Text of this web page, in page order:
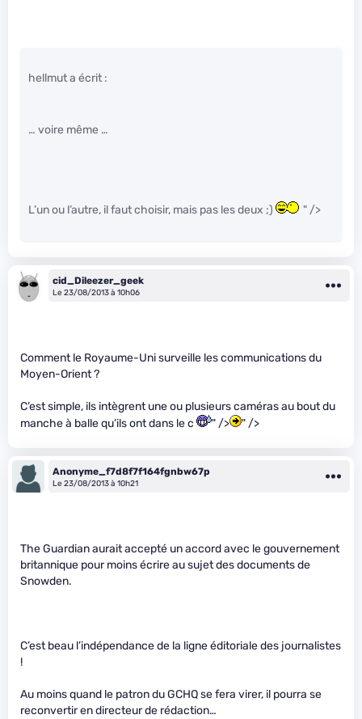
hellmut a écrit :
… voire même …
L’un ou l’autre, il faut choisir, mais pas les deux ;) " />
cid_Dileezer_geek
Le 23/08/2013 à 10h06
Comment le Royaume-Uni surveille les communications du
Moyen-Orient ?
C’est simple, ils intègrent une ou plusieurs caméras au bout du
manche à balle qu’ils ont dans le c
" /> " />
Anonyme_f7d8f7f164fgnbw67p
Le 23/08/2013 à 10h21
The Guardian aurait accepté un accord avec le gouvernement
britannique pour moins écrire au sujet des documents de
Snowden.
C’est beau l’indépendance de la ligne éditoriale des journalistes
!
Au moins quand le patron du GCHQ se fera virer, il pourra se
reconvertir en directeur de rédaction…